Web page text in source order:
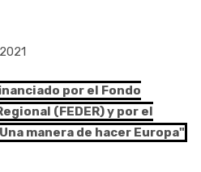
por el Fondo
(FEDER) y por el
manera de hacer Europa"